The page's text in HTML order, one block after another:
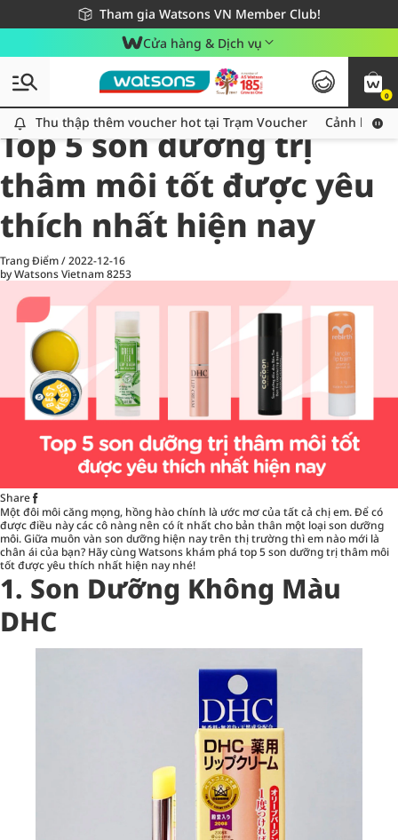
Tham gia Watsons VN Member Club!
Miễn phí giao hàng cho đơn hàng từ 249,000Đ
Giao hàng nhanh 24h - Áp dụng khu vực TP. Hồ Chí Minh
Cửa hàng & Dịch vụ
0
Thu thập thêm voucher hot tại Trạm Voucher
Thu thập thêm voucher hot tại Trạm Voucher Cảnh báo
All
Chăm Sóc Cá Nhân
Top 5 son dưỡng trị
thâm môi tốt được yêu
thích nhất hiện nay
Trang Điểm/2022-12-16
by Watsons Vietnam8253
Share
Một đôi môi căng mọng, hồng hào chính là ước mơ của tất cả chị em. Để có
được điều này các cô nàng nên có ít nhất cho bản thân một loạison dưỡng
môi. Giữa muôn vàn son dưỡng hiện nay trên thị trường thì em nào mới là
chân ái của bạn? Hãy cùng Watsons khám phá top 5 son dưỡng trị thâm môi
tốt được yêu thích nhất hiện nay nhé!
1. Son Dưỡng Không Màu
DHC